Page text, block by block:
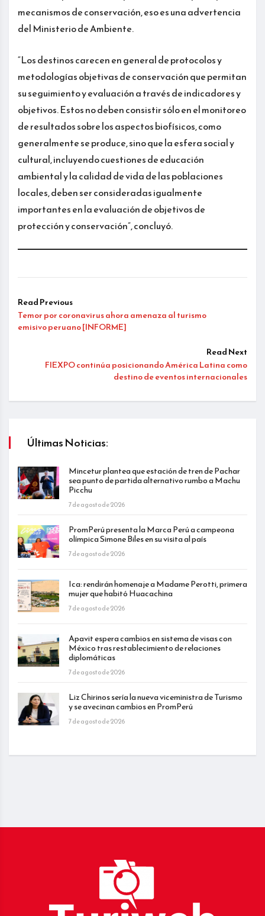
mecanismos de conservación, eso es una advertencia
del Ministerio de Ambiente.
“Los destinos carecen en general de protocolos y
metodologías objetivas de conservación que permitan
su seguimiento y evaluación a través de indicadores y
objetivos. Estos no deben consistir sólo en el monitoreo
de resultados sobre los aspectos biofísicos, como
generalmente se produce, sino que la esfera social y
cultural, incluyendo cuestiones de educación
ambiental y la calidad de vida de las poblaciones
locales, deben ser consideradas igualmente
importantes en la evaluación de objetivos de
protección y conservación”, concluyó.
Read Previous
Temor por coronavirus ahora amenaza al turismo
emisivo peruano [INFORME]
Read Next
FIEXPO continúa posicionando América Latina como
destino de eventos internacionales
Últimas Noticias:
Mincetur plantea que estación de tren de Pachar
sea punto de partida alternativo rumbo a Machu
Picchu
7 de agosto de 2026
PromPerú presenta la Marca Perú a campeona
olímpica Simone Biles en su visita al país
7 de agosto de 2026
Ica: rendirán homenaje a Madame Perotti, primera
mujer que habitó Huacachina
7 de agosto de 2026
Apavit espera cambios en sistema de visas con
México tras restablecimiento de relaciones
diplomáticas
7 de agosto de 2026
Liz Chirinos sería la nueva viceministra de Turismo
y se avecinan cambios en PromPerú
7 de agosto de 2026